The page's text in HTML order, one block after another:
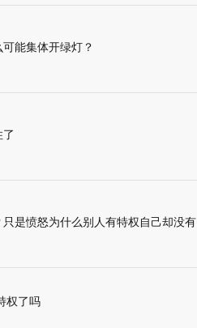
能集体开绿灯？
是愤怒为什么别人有特权自己却没有
权了吗